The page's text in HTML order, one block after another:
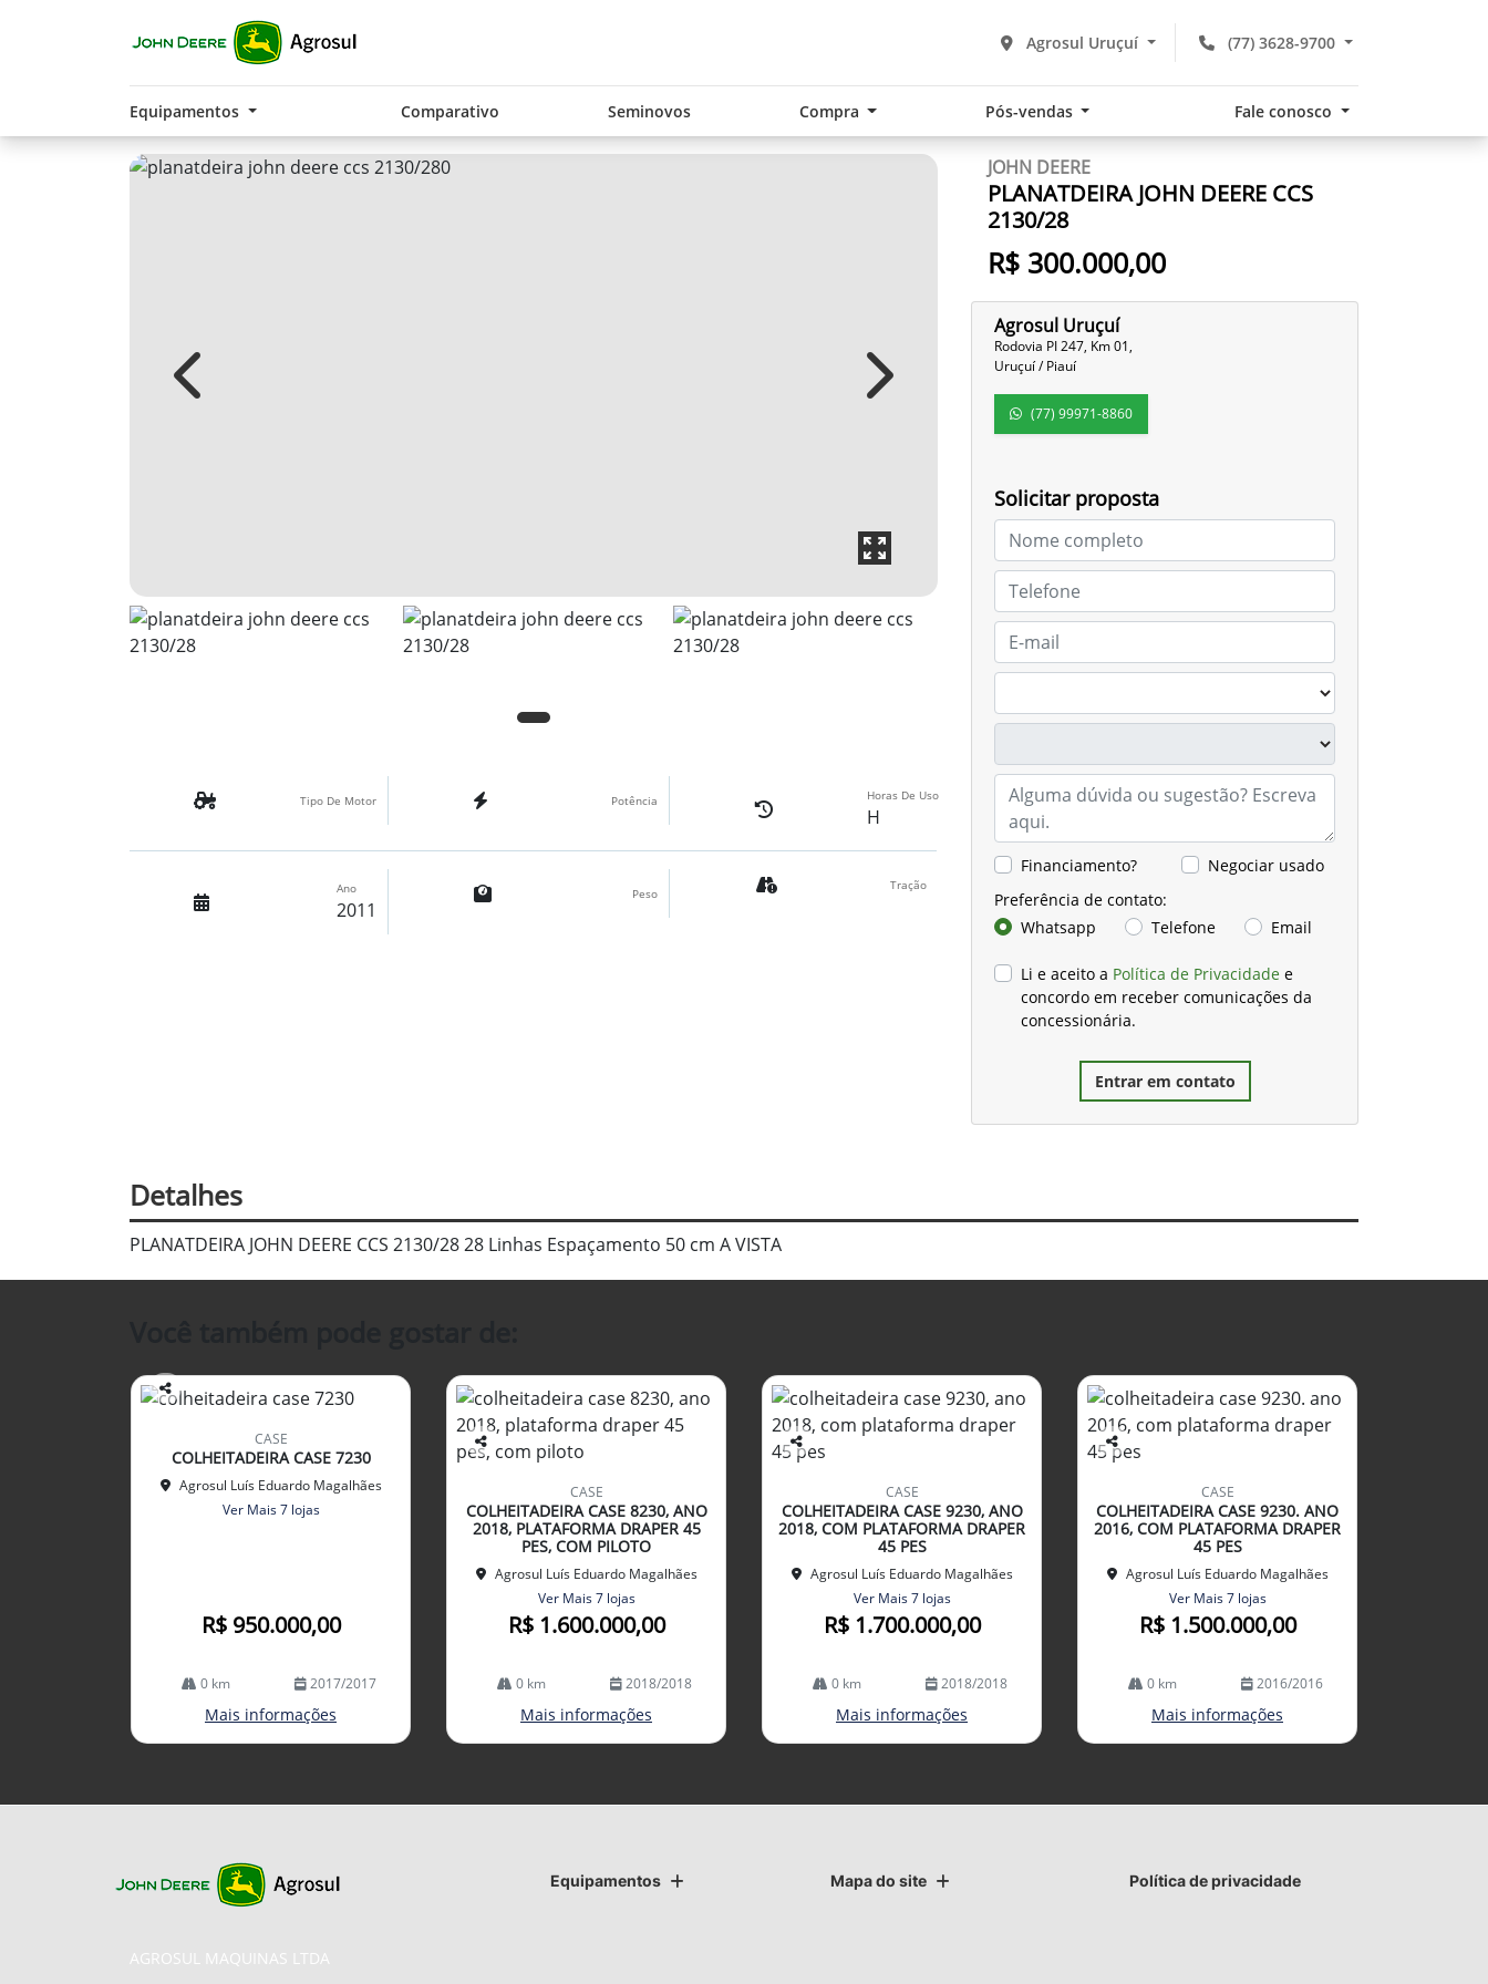
(77) 3628-9700
Agrosul Uruçuí
Equipamentos Comparativo Seminovos Compra Pós-vendas Fale conosco
JOHN DEERE
PLANATDEIRA JOHN DEERE CCS
2130/28
R$ 300.000,00
Agrosul Uruçuí
Rodovia PI 247, Km 01,
Uruçuí / Piauí
(77) 99971-8860
Solicitar proposta
Financiamento?
Negociar usado
Preferência de contato:
Whatsapp
Telefone Email
Li e aceito a Política de Privacidade e
concordo em receber comunicações da
concessionária.
Entrar em contato
Previous Next
Tipo De Motor Potência Horas De Uso
H
Ano
2011
Peso
Tração
Detalhes
PLANATDEIRA JOHN DEERE CCS 2130/28 28 Linhas Espaçamento 50 cm A VISTA
Co
lhe
CASE
COLHEITADEIRA CASE 7230
Agrosul Luís Eduardo Magalhães
Ver Mais 7 lojas
R$ 950.000,00
0 km 2017/2017
Mais informações
Co
arti
lhe
CASE
COLHEITADEIRA CASE 8230, ANO
2018, PLATAFORMA DRAPER 45
PES, COM PILOTO
Agrosul Luís Eduardo Magalhães
Ver Mais 7 lojas
R$ 1.600.000,00
0 km 2018/2018
Mais informações
Co
arti
lhe
CASE
COLHEITADEIRA CASE 9230, ANO
2018, COM PLATAFORMA DRAPER
45 PES
Agrosul Luís Eduardo Magalhães
Ver Mais 7 lojas
R$ 1.700.000,00
0 km 2018/2018
Mais informações
Co
arti
lhe
CASE
COLHEITADEIRA CASE 9230. ANO
2016, COM PLATAFORMA DRAPER
45 PES
Agrosul Luís Eduardo Magalhães
Ver Mais 7 lojas
R$ 1.500.000,00
0 km 2016/2016
Mais informações
Equipamentos Mapa do site Política de privacidade
AGROSUL MAQUINAS LTDA